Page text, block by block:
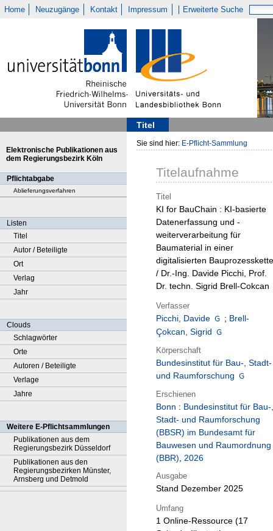
Home Neuzugänge Kontakt Impressum Erweiterte Suche
Titel
Elektronische Publikationen aus
dem Regierungsbezirk Köln
Pflichtabgabe
Ablieferungsverfahren
Listen
Titel
Autor / Beteiligte
Ort
Verlag
Jahr
Clouds
Schlagwörter
Orte
Autoren / Beteiligte
Verlage
Jahre
Weitere E-Pflichtsammlungen
Publikationen aus dem
Regierungsbezirk Düsseldorf
Publikationen aus den
Regierungsbezirken Münster,
Arnsberg und Detmold
Sie sind hier: E-Pflicht-Sammlung
Titelaufnahme
Titel
KI for BauChain : KI-basierte
Datenerfassung und -
weiterverarbeitung für
Baumaterial in einer
digitalisierten Bauprozesskette
/ Dr.-Ing. Davide Picchi, Prof.
Dr. techn. Sigrid Brell-Cokcan
Verfasser
Picchi, Davide ; Brell-
Çokcan, Sigrid
Körperschaft
Bundesinstitut für Bau-, Stadt-
und Raumforschung
Erschienen
Bonn : Bundesinstitut für Bau-,
Stadt- und Raumforschung
(BBSR) im Bundesamt für
Bauwesen und Raumordnung
(BBR), 2026
Ausgabe
Stand Dezember 2025
Umfang
1 Online-Ressource (17